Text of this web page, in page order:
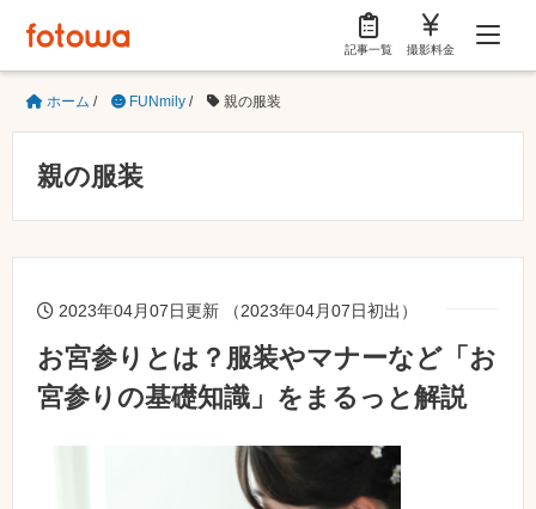
記事一覧 撮影料金
ホーム / FUNmily / 親の服装
親の服装
2023年04月07日更新 （2023年04月07日初出）
お宮参りとは？服装やマナーなど「お
宮参りの基礎知識」をまるっと解説